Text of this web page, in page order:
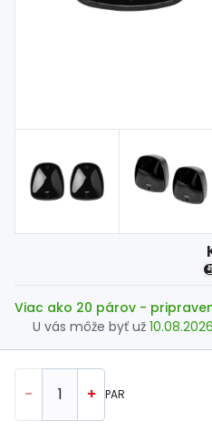
Viac ako 20 párov -
U vás môže byť už 10.08.2026
- + PAR